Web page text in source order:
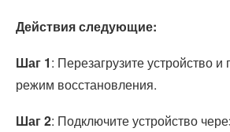
Действия следующие:
Шаг 1: Перезагрузите устройство и
режим восстановления.
Шаг 2: Подключите устройство